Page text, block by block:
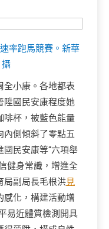
率跑馬競賽。新華
全小康。各地都表
陞國民安康程度她
啡杯，被藍色能量
內側傾斜了零點五
民安康等“六項舉
健身常識，增進全
局副局長毛根洪見
感化，構建活動增
易近體質檢測開具